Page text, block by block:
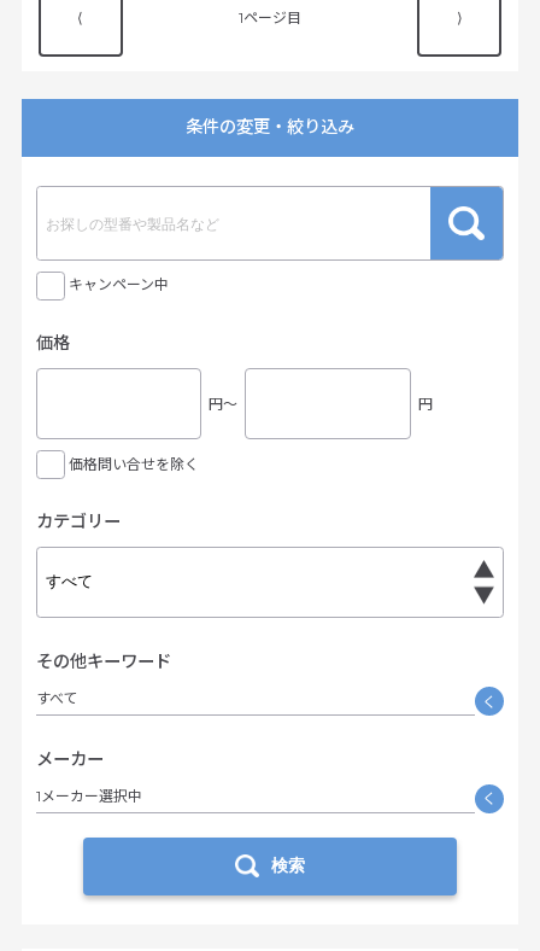
⟨ 1 ⟩
条件の変更・絞り込み
キャンペーン中
価格
円〜 円
価格問い合せを除く
カテゴリー
その他キーワード
すべて く
メーカー
1メーカー選択中 く
検索